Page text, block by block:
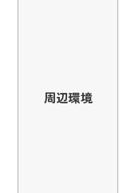
周辺環境